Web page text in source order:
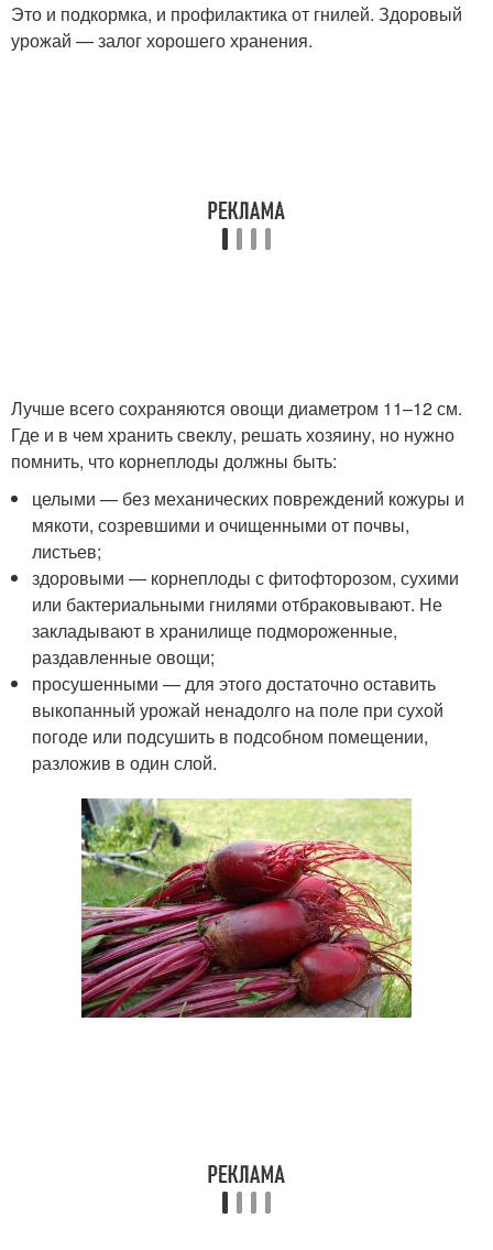
Это и подкормка, и профилактика от гнилей. Здоровый
урожай — залог хорошего хранения.
Лучше всего сохраняются овощи диаметром 11–12 см.
Где и в чем хранить свеклу, решать хозяину, но нужно
помнить, что корнеплоды должны быть:
целыми — без механических повреждений кожуры и
мякоти, созревшими и очищенными от почвы,
листьев;
здоровыми — корнеплоды с фитофторозом, сухими
или бактериальными гнилями отбраковывают. Не
закладывают в хранилище подмороженные,
раздавленные овощи;
просушенными — для этого достаточно оставить
выкопанный урожай ненадолго на поле при сухой
погоде или подсушить в подсобном помещении,
разложив в один слой.